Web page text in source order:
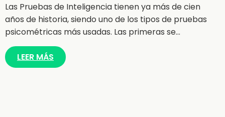
Las Pruebas de Inteligencia tienen ya más de cien
años de historia, siendo uno de los tipos de pruebas
psicométricas más usadas. Las primeras se…
LEER MÁS